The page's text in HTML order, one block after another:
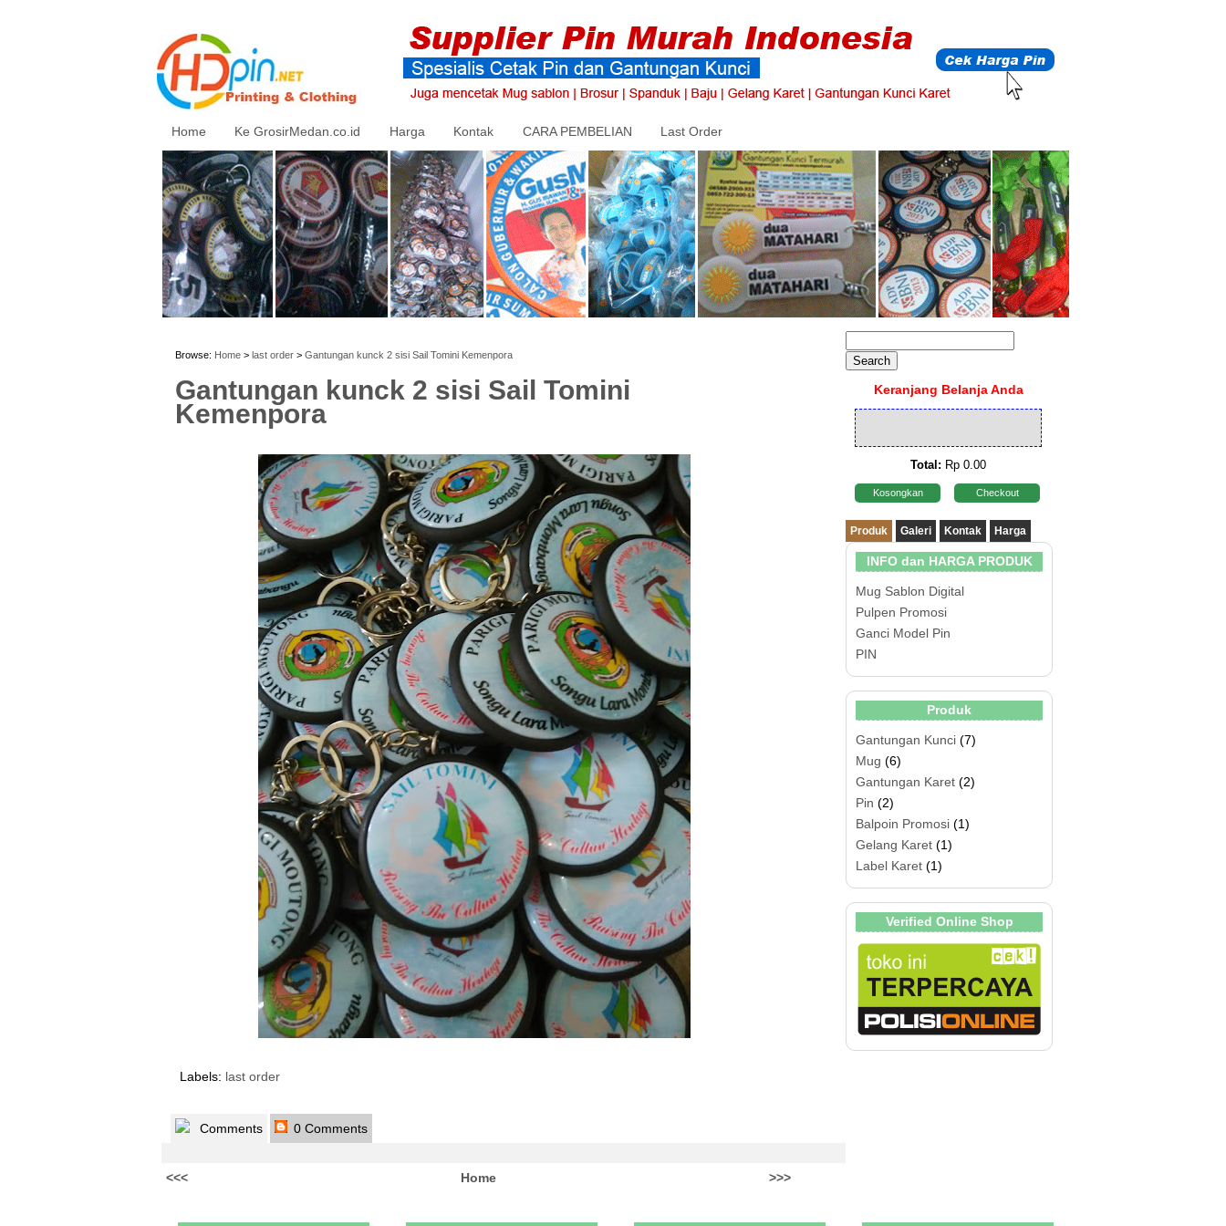
Home Ke GrosirMedan.co.id Harga Kontak CARA PEMBELIAN Last Order
Browse: Home > last order > Gantungan kunck 2 sisi Sail Tomini Kemenpora
Gantungan kunck 2 sisi Sail Tomini
Kemenpora
Labels: last order
Comments 0 Comments
<<< >>>
Home
Keranjang Belanja Anda
Total: Rp 0.00
Kosongkan Checkout
Produk Galeri Kontak Harga
INFO dan HARGA PRODUK
Mug Sablon Digital
Pulpen Promosi
Ganci Model Pin
PIN
Produk
Gantungan Kunci (7)
Mug (6)
Gantungan Karet (2)
Pin (2)
Balpoin Promosi (1)
Gelang Karet (1)
Label Karet (1)
Verified Online Shop